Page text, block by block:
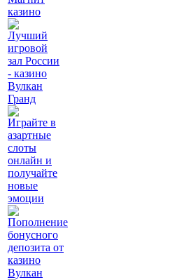
казино
Лучший
игровой
зал России
- казино
Вулкан
Гранд
Играйте в
азартные
слоты
онлайн и
получайте
новые
эмоции
Пополнение
бонусного
депозита от
казино
Вулкан